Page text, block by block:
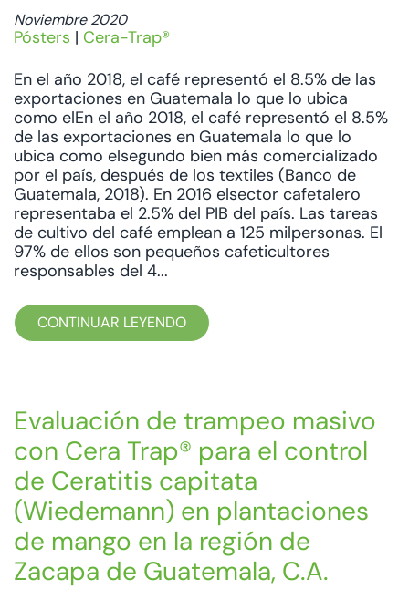
Noviembre 2020
Pósters | Cera-Trap®
En el año 2018, el café representó el 8.5% de las
exportaciones en Guatemala lo que lo ubica
como elEn el año 2018, el café representó el 8.5%
de las exportaciones en Guatemala lo que lo
ubica como elsegundo bien más comercializado
por el país, después de los textiles (Banco de
Guatemala, 2018). En 2016 elsector cafetalero
representaba el 2.5% del PIB del país. Las tareas
de cultivo del café emplean a 125 milpersonas. El
97% de ellos son pequeños cafeticultores
responsables del 4...
CONTINUAR LEYENDO
Evaluación de trampeo masivo
con Cera Trap® para el control
de Ceratitis capitata
(Wiedemann) en plantaciones
de mango en la región de
Zacapa de Guatemala, C.A.